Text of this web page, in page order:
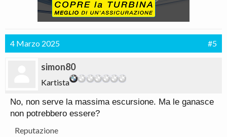
4 Marzo 2025 #5
simon80
Kartista
No, non serve la massima escursione. Ma le ganasce
non potrebbero essere?
Reputazione